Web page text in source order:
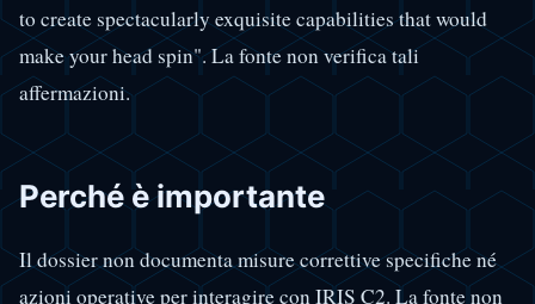
to create spectacularly exquisite capabilities that would
make your head spin". La fonte non verifica tali
affermazioni.
Perché è importante
Il dossier non documenta misure correttive specifiche né
azioni operative per interagire con IRIS C2. La fonte non